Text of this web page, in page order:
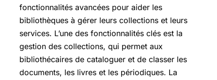
fonctionnalités avancées pour aider les
bibliothèques à gérer leurs collections et leurs
services. L’une des fonctionnalités clés est la
gestion des collections, qui permet aux
bibliothécaires de cataloguer et de classer les
documents, les livres et les périodiques. La